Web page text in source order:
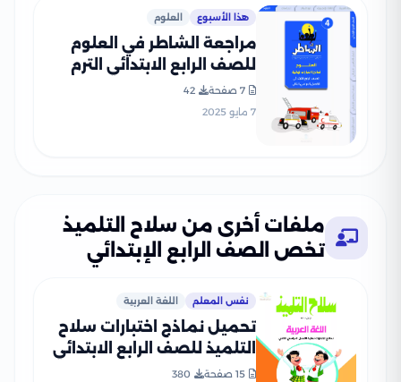
هذا الأسبوع العلوم
مراجعة الشاطر في العلوم
للصف الرابع الابتدائي الترم
الثاني 2025 PDF بالاجابات
7 صفحة
42
7 مايو 2025
ملفات أخرى من سلاح التلميذ
تخص الصف الرابع الإبتدائي
نفس المعلم اللغة العربية
تحميل نماذج اختبارات سلاح
التلميذ للصف الرابع الابتدائي
في اللغة العربية مع إجاباتها
15 صفحة 380